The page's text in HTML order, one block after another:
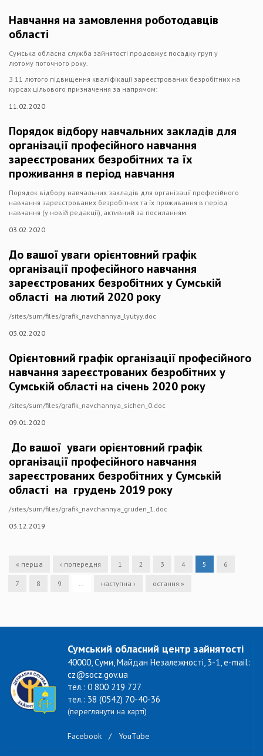
Навчання на замовлення роботодавців
області
Сумська обласна служба зайнятості продовжує посадку груп у
лютому поточного року.
З 11 лютого підвищення кваліфікації зареєстрованих безробітних на
курсах цільового призначення за напрямом:
11.02.2020
Порядок відбору навчальних закладів для
організації професійного навчання
зареєстрованих безробітних та їх
проживання в період навчання
Порядок відбору навчальних закладів для організації професійного
навчання зареєстрованих безробітних та їх проживання в період
навчання (у новій редакції), активний за посиланням
03.02.2020
До вашої уваги орієнтовний графік
організації професійного навчання
зареєстрованих безробітних у Сумській
області на лютий 2020 року
/sites/sum/files/grafik_navchannya_lyutyy.doc
03.02.2020
Орієнтовний графік організації професійного
навчання зареєстрованих безробітних у
Сумській області на січень 2020 року
/sites/sum/files/grafik_navchannya_sichen_0.doc
09.01.2020
До вашої уваги орієнтовний графік
організації професійного навчання
зареєстрованих безробітних у Сумській
області на грудень 2019 року
/sites/sum/files/grafik_navchannya_gruden_1.doc
03.12.2019
« перша ‹ попередня 1 2 3 4 5 6
7 8 9 … наступна › остання »
Сумський обласний центр зайнятості
40000, Суми, Майдан Незалежності, 3-1, e-mail:
cz@socz.gov.ua
тел.: 0 800 219 727
тел.: 38 (0542) 70-40-36
(переглянути на карті)
Facebook / YouTube